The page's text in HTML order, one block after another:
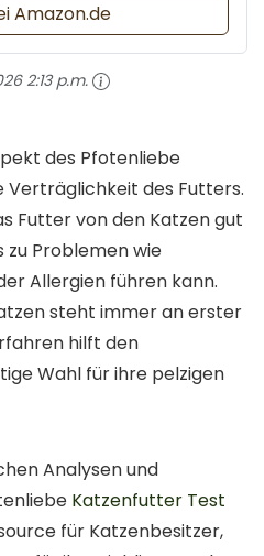
Amazon.de
2:13 p.m.
des Pfotenliebe
Verträglichkeit des Futters.
Futter von den Katzen gut
Problemen wie
Allergien führen kann.
steht immer an erster
hilft den
Wahl für ihre pelzigen
Analysen und
Katzenfutter Test
für Katzenbesitzer,